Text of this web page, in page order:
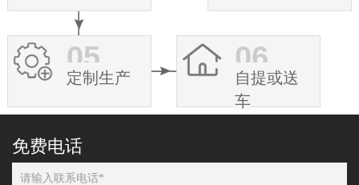
05
定制生产
06
自提或送
车
免费电话